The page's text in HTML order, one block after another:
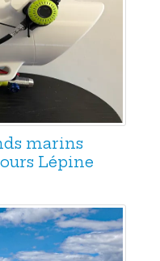
marins
Lépine